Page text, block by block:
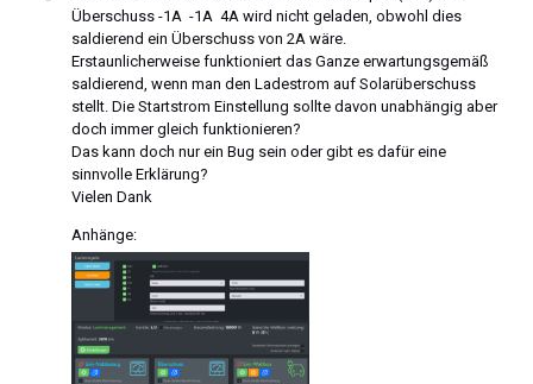
Überschuss -1A -1A 4A wird nicht geladen, obwohl dies
saldierend ein Überschuss von 2A wäre.
Erstaunlicherweise funktioniert das Ganze erwartungsgemäß
saldierend, wenn man den Ladestrom auf Solarüberschuss
stellt. Die Startstrom Einstellung sollte davon unabhängig aber
doch immer gleich funktionieren?
Das kann doch nur ein Bug sein oder gibt es dafür eine
sinnvolle Erklärung?
Vielen Dank
Anhänge: